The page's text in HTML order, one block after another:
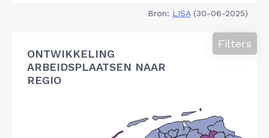
Bron: LISA(30-06-2025)
ONTWIKKELING
ARBEIDSPLAATSEN NAAR
REGIO
Filters